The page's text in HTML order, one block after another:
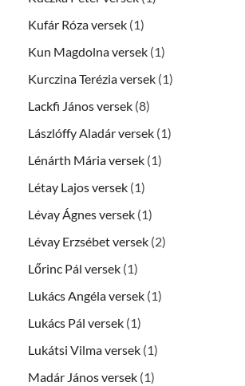
Kufár Róza versek (1)
Kun Magdolna versek (1)
Kurczina Terézia versek (1)
Lackfi János versek (8)
Lászlóffy Aladár versek (1)
Lénárth Mária versek (1)
Létay Lajos versek (1)
Lévay Ágnes versek (1)
Lévay Erzsébet versek (2)
Lőrinc Pál versek (1)
Lukács Angéla versek (1)
Lukács Pál versek (1)
Lukátsi Vilma versek (1)
Madár János versek (1)